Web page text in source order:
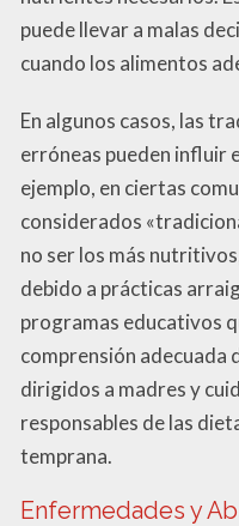
puede llevar a malas
cuando los alimentos
En algunos casos, las
erróneas pueden influir
ejemplo, en ciertas
considerados
no ser los más
debido a prácticas
programas educativos
comprensión adecuada
dirigidos a madres y
responsables de las
temprana.
Enfermedades y